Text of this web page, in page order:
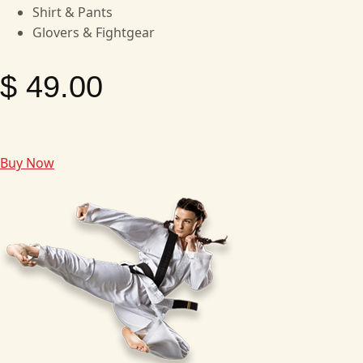
Shirt & Pants
Glovers & Fightgear
$ 49.00
Buy Now